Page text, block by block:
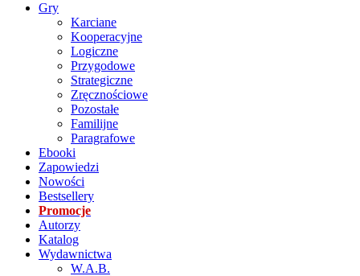
Gry
Karciane
Kooperacyjne
Logiczne
Przygodowe
Strategiczne
Zręcznościowe
Pozostałe
Familijne
Paragrafowe
Ebooki
Zapowiedzi
Nowości
Bestsellery
Promocje
Autorzy
Katalog
Wydawnictwa
W.A.B.